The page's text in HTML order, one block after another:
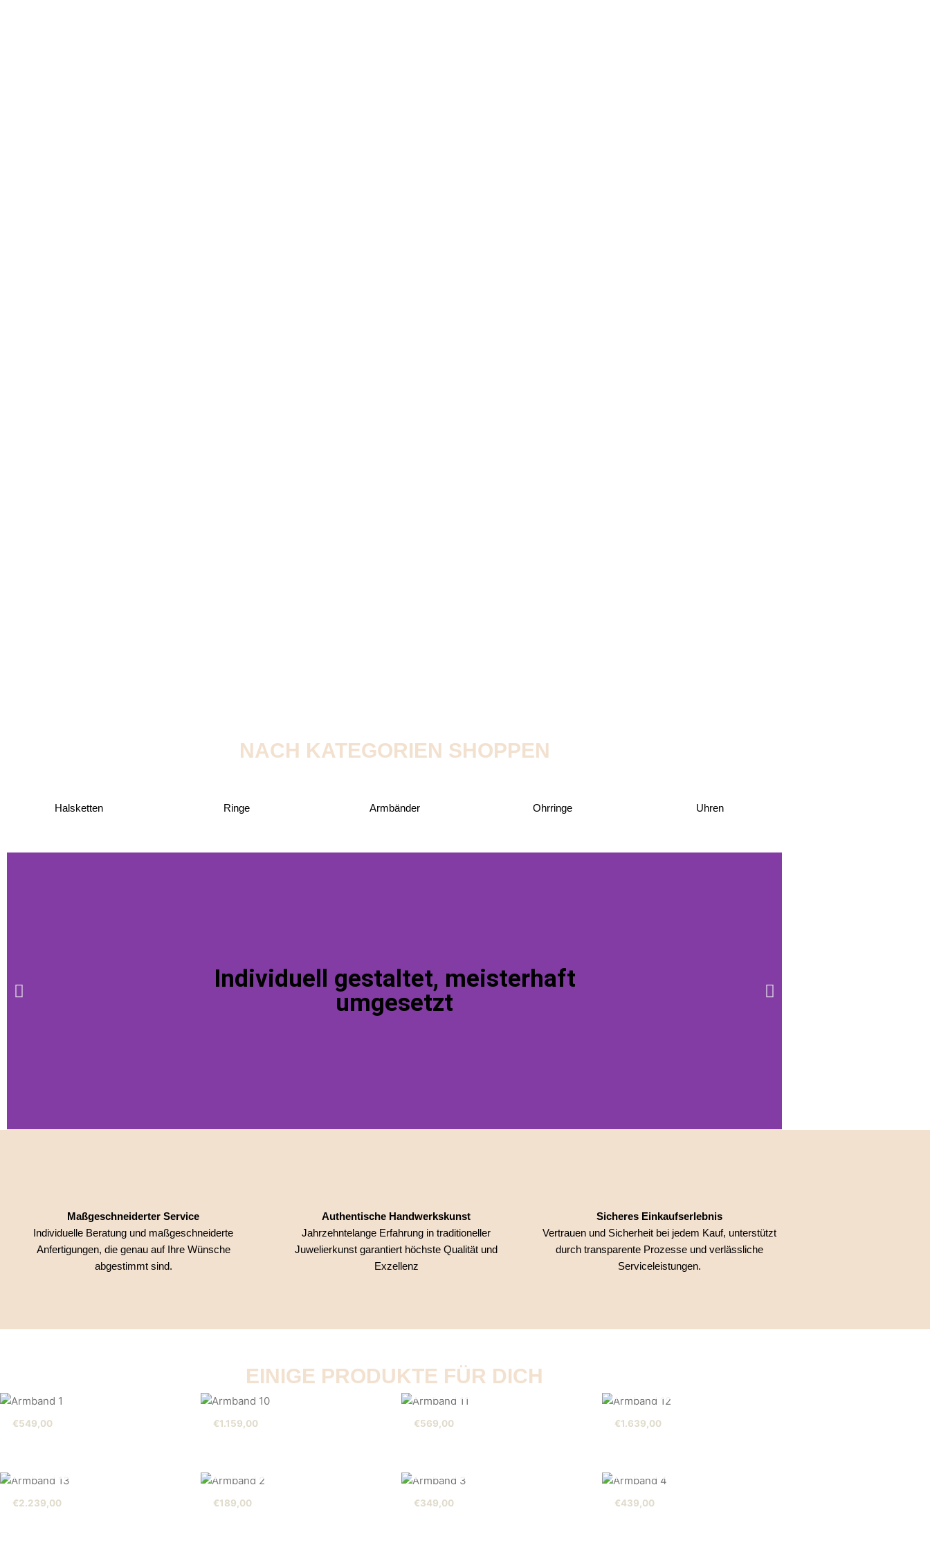
NACH KATEGORIEN SHOPPEN
Halsketten Ringe Armbänder Ohrringe Uhren
Individuell gestaltet, meisterhaft
umgesetzt
Maßgeschneiderter Service
Individuelle Beratung und maßgeschneiderte
Anfertigungen, die genau auf Ihre Wünsche
abgestimmt sind.
Authentische Handwerkskunst
Jahrzehntelange Erfahrung in traditioneller
Juwelierkunst garantiert höchste Qualität und
Exzellenz
Sicheres Einkaufserlebnis
Vertrauen und Sicherheit bei jedem Kauf, unterstützt
durch transparente Prozesse und verlässliche
Serviceleistungen.
EINIGE PRODUKTE FÜR DICH
€549,00 €1.159,00
AUSVERKAUFT
€569,00 €1.639,00
€2.239,00 €189,00 €349,00 €439,00